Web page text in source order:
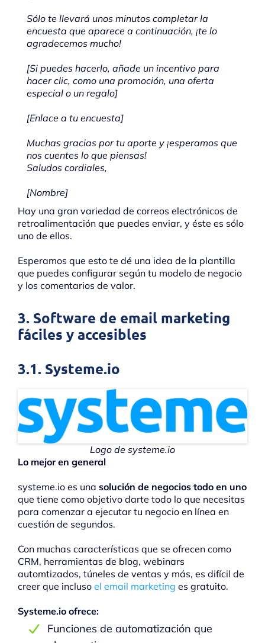
Sólo te llevará unos minutos completar la
encuesta que aparece a continuación, ¡te lo
agradecemos mucho!
[Si puedes hacerlo, añade un incentivo para
hacer clic, como una promoción, una oferta
especial o un regalo]
[Enlace a tu encuesta]
Muchas gracias por tu aporte y ¡esperamos que
nos cuentes lo que piensas!
Saludos cordiales,
[Nombre]
Hay una gran variedad de correos electrónicos de
retroalimentación que puedes enviar, y éste es sólo
uno de ellos.
Esperamos que esto te dé una idea de la plantilla
que puedes configurar según tu modelo de negocio
y los comentarios de valor.
3. Software de email marketing
fáciles y accesibles
3.1. Systeme.io
Logo de systeme.io
Lo mejor en general
systeme.io es una solución de negocios todo en uno
que tiene como objetivo darte todo lo que necesitas
para comenzar a ejecutar tu negocio en línea en
cuestión de segundos.
Con muchas características que se ofrecen como
CRM, herramientas de blog, webinars
automtizados, túneles de ventas y más, es difícil de
creer que incluso el email marketing es gratuito.
Systeme.io ofrece:
Funciones de automatización que